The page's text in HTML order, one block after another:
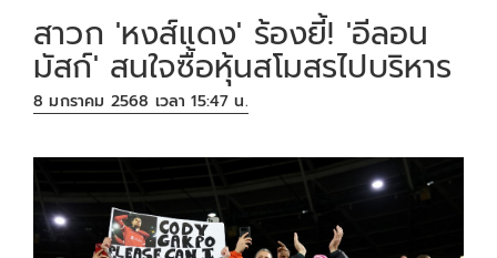
สาวก 'หงส์แดง' ร้องยี้! 'อีลอน
มัสก์' สนใจซื้อหุ้นสโมสรไปบริหาร
8 มกราคม 2568 เวลา 15:47 น.